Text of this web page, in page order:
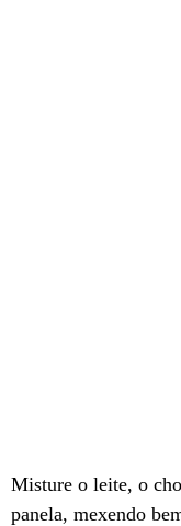
Misture o leite, o
panela, mexendo